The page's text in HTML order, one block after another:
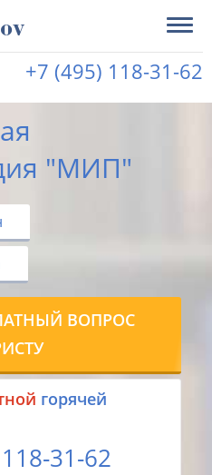
+7 (495) 118-31-62
"МИП"
ВОПРОС
горячей
31-62